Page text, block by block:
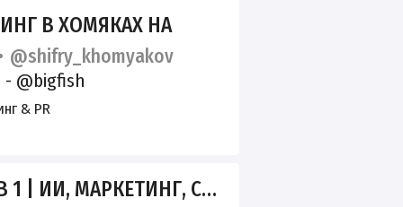
@agent_gr РКН:
3TCNkn
В ХОМЯКАХ НА
@shifry_khomyakov
@bigfish
& PR
| ИИ, МАРКЕТИНГ, СТАРТАПЫ